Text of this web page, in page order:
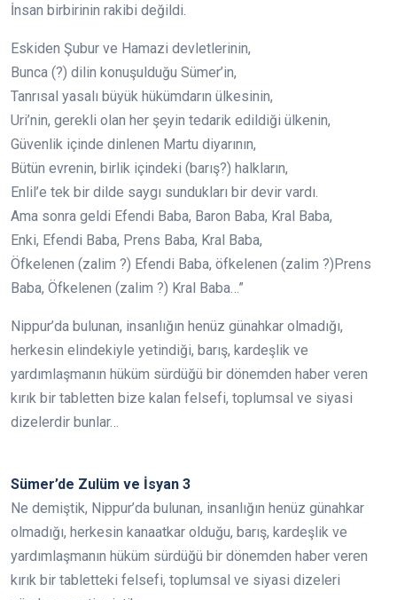
İnsan birbirinin rakibi değildi.
Eskiden Şubur ve Hamazi devletlerinin,
Bunca (?) dilin konuşulduğu Sümer’in,
Tanrısal yasalı büyük hükümdarın ülkesinin,
Uri’nin, gerekli olan her şeyin tedarik edildiği ülkenin,
Güvenlik içinde dinlenen Martu diyarının,
Bütün evrenin, birlik içindeki (barış?) halkların,
Enlil’e tek bir dilde saygı sundukları bir devir vardı.
Ama sonra geldi Efendi Baba, Baron Baba, Kral Baba,
Enki, Efendi Baba, Prens Baba, Kral Baba,
Öfkelenen (zalim ?) Efendi Baba, öfkelenen (zalim ?)Prens
Baba, Öfkelenen (zalim ?) Kral Baba…”
Nippur’da bulunan, insanlığın henüz günahkar olmadığı,
herkesin elindekiyle yetindiği, barış, kardeşlik ve
yardımlaşmanın hüküm sürdüğü bir dönemden haber veren
kırık bir tabletten bize kalan felsefi, toplumsal ve siyasi
dizelerdir bunlar…
Sümer’de Zulüm ve İsyan 3
Ne demiştik, Nippur’da bulunan, insanlığın henüz günahkar
olmadığı, herkesin kanaatkar olduğu, barış, kardeşlik ve
yardımlaşmanın hüküm sürdüğü bir dönemden haber veren
kırık bir tabletteki felsefi, toplumsal ve siyasi dizeleri